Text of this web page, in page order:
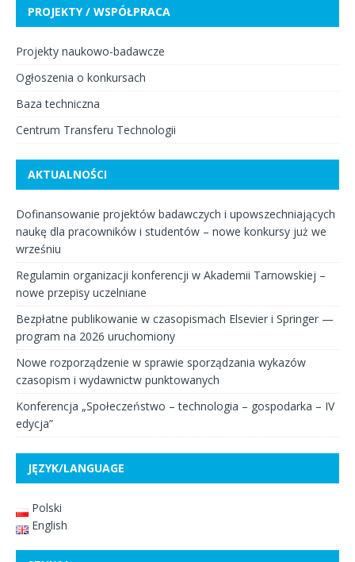
PROJEKTY / WSPÓŁPRACA
Projekty naukowo-badawcze
Ogłoszenia o konkursach
Baza techniczna
Centrum Transferu Technologii
AKTUALNOŚCI
Dofinansowanie projektów badawczych i upowszechniających
naukę dla pracowników i studentów – nowe konkursy już we
wrześniu
Regulamin organizacji konferencji w Akademii Tarnowskiej –
nowe przepisy uczelniane
Bezpłatne publikowanie w czasopismach Elsevier i Springer —
program na 2026 uruchomiony
Nowe rozporządzenie w sprawie sporządzania wykazów
czasopism i wydawnictw punktowanych
Konferencja „Społeczeństwo – technologia – gospodarka – IV
edycja”
JĘZYK/LANGUAGE
Polski
English